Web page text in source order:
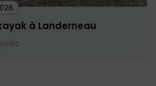
à Landerneau